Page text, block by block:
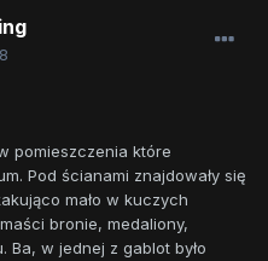
pomieszczenia które
Pod ścianami znajdowały się
mało w kuczych
bronie, medaliony,
Ba, w jednej z gablot było